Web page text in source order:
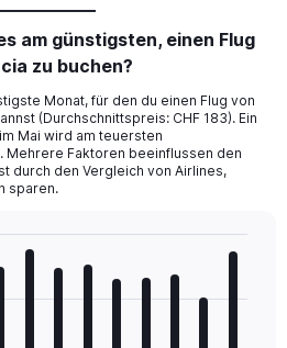
am günstigsten, einen Flug
zu buchen?
Monat, für den du einen Flug von
(Durchschnittspreis: CHF 183). Ein
Mai wird am teuersten
Mehrere Faktoren beeinflussen den
durch den Vergleich von Airlines,
sparen.